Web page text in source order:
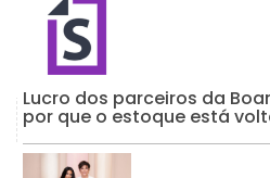
Lucro dos parceiros da
por que o estoque está